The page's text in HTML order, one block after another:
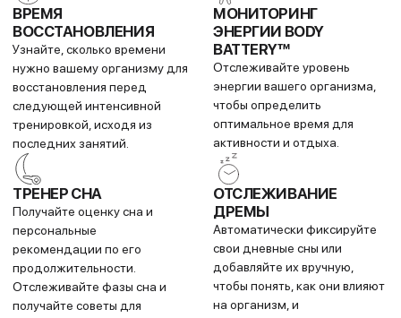
ПОДГОТОВКА
ЗАПЯСТЬЕ
Умные часы измеряют
важные параметры бега:
каденс (частоту шагов),
длину шага, время контакта с
землей и другие.
СКОРОСТИ ШАГА
Помогает улучшить технику
бега и показывает, насколько
замедляется ваш темп при
каждом контакте стопы с
землей (требуется
совместимость с
пульсометром HRM 600,
продается отдельно).
ПУЛЬС НА ЗАПЯСТЬЕ
Часы постоянно измеряют
оценивать нагрузку во время
МУЛЬТИСПОРТИВНЫЕ
ТРЕНИРОВКИ
персонализированные